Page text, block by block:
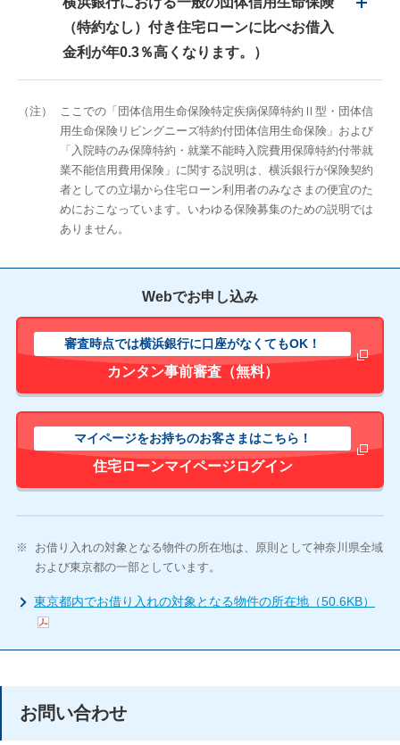
（特約なし）付き住宅ローンに比べお借入
金利が年0.3％高くなります。）
（注）
ここでの「団体信用生命保険特定疾病保障特約Ⅱ型・団体信
用生命保険リビングニーズ特約付団体信用生命保険」および
「入院時のみ保障特約・就業不能時入院費用保障特約付帯就
業不能信用費用保険」に関する説明は、横浜銀行が保険契約
者としての立場から住宅ローン利用者のみなさまの便宜のた
めにおこなっています。いわゆる保険募集のための説明では
ありません。
Webでお申し込み
審査時点では横浜銀行に口座がなくてもOK！
カンタン事前審査（無料）
新しいウ
マイページをお持ちのお客さまはこちら！
住宅ローンマイページログイン
新しいウ
※
お借り入れの対象となる物件の所在地は、原則として神奈川県全域
および東京都の一部としています。
東京都内でお借り入れの対象となる物件の所在地（50.6KB）
お問い合わせ